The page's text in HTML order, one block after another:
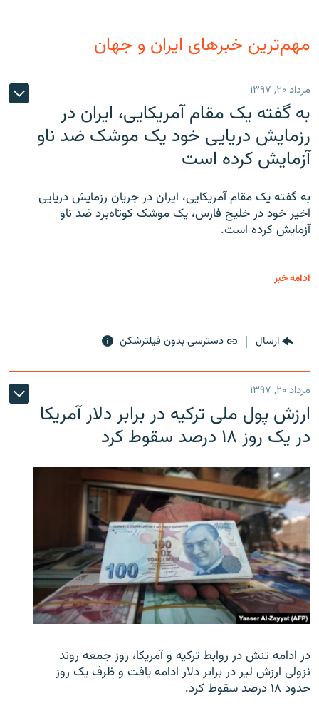
مهم‌ترین خبرهای ایران و جهان
مرداد ۲۰, ۱۳۹۷
به گفته یک مقام آمریکایی، ایران در
رزمایش دریایی خود یک موشک ضد ناو
آزمایش کرده است
به گفته یک مقام آمریکایی، ایران در جریان رزمایش دریایی
اخیر خود در خلیج فارس، یک موشک کوتاه‌برد ضد ناو
آزمایش کرده است.
ادامه خبر
ارسال دسترسی بدون فیلترشکن
مرداد ۲۰, ۱۳۹۷
ارزش پول ملی ترکیه در برابر دلار آمریکا
در یک روز ۱۸ درصد سقوط کرد
در ادامه تنش در روابط ترکیه و آمریکا، روز جمعه روند
نزولی ارزش لیر در برابر دلار ادامه یافت و ظرف یک روز
حدود ۱۸ درصد سقوط کرد.